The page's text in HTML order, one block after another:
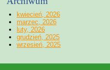
kwiecień, 2026
marzec, 2026
luty, 2026
grudzień, 2025
wrzesień, 2025